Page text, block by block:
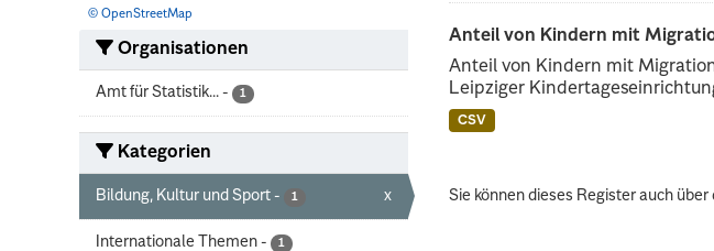
© OpenStreetMap
Organisationen
Amt für Statistik... - 1
Kategorien
Bildung, Kultur und Sport - 1 x
Internationale Themen - 1
Anteil von Kindern mit
Anteil von Kindern mit
Leipziger
CSV
Sie können dieses Register auch über